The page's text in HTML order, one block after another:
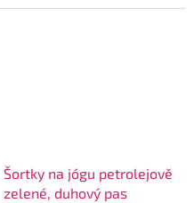
Šortky na jógu petrolejově
zelené, duhový pas